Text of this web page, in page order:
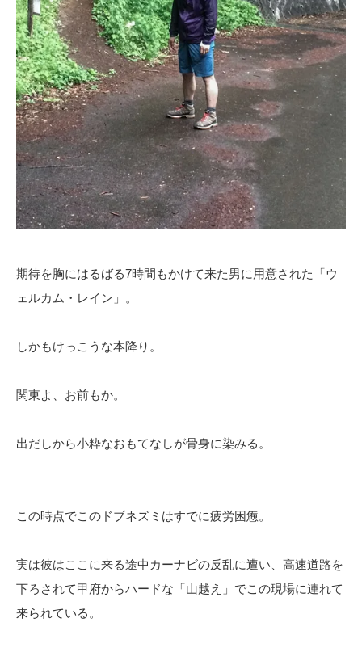
期待を胸にはるばる7時間もかけて来た男に用意された「ウ
ェルカム・レイン」。
しかもけっこうな本降り。
関東よ、お前もか。
出だしから小粋なおもてなしが骨身に染みる。
この時点でこのドブネズミはすでに疲労困憊。
実は彼はここに来る途中カーナビの反乱に遭い、高速道路を
下ろされて甲府からハードな「山越え」でこの現場に連れて
来られている。